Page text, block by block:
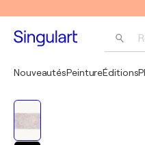
NouveautésPeintureÉditions